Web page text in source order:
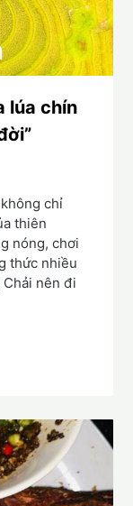
lúa chín
chỉ
thiên
nóng, chơi
thức nhiều
nên đi